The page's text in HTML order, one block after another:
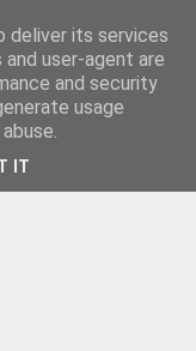
deliver its services
user-agent are
and security
usage
IT